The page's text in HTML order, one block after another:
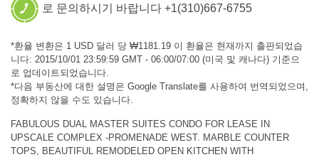
로 문의하시기 바랍니다 +1(310)667-6755
*환율 변환은 1 USD 달러 당 ₩1181.19 이 환율은 현재까지 출판되었습
니다: 2015/10/01 23:59:59 GMT - 06:00/07:00 (미국 및 캐나다) 기준으
로 업데이트되었습니다.
*다음 부동산에 대한 설명은 Google Translate를 사용하여 번역되었으며,
정확하지 않을 수도 있습니다.
FABULOUS DUAL MASTER SUITES CONDO FOR LEASE IN
UPSCALE COMPLEX -PROMENADE WEST. MARBLE COUNTER
TOPS, BEAUTIFUL REMODELED OPEN KITCHEN WITH